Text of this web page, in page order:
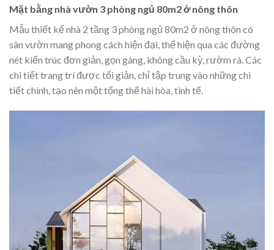
Mặt bằng nhà vườn 3 phòng ngủ 80m2 ở nông thôn
Mẫu thiết kế nhà 2 tầng 3 phòng ngủ 80m2 ở nông thôn có
sân vườn mang phong cách hiện đại, thể hiện qua các đường
nét kiến trúc đơn giản, gọn gàng, không cầu kỳ, rườm rà. Các
chi tiết trang trí được tối giản, chỉ tập trung vào những chi
tiết chính, tạo nên một tổng thể hài hòa, tinh tế.